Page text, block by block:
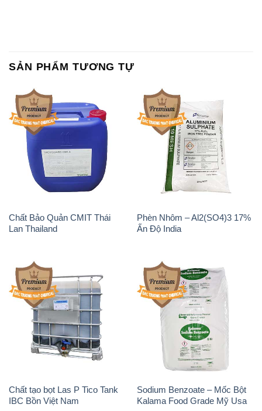
SẢN PHẨM TƯƠNG TỰ
Chất Bảo Quản CMIT Thái
Lan Thailand
Phèn Nhôm – Al2(SO4)3 17%
Ấn Độ India
Chất tạo bọt Las P Tico Tank
IBC Bồn Việt Nam
Sodium Benzoate – Mốc Bột
Kalama Food Grade Mỹ Usa